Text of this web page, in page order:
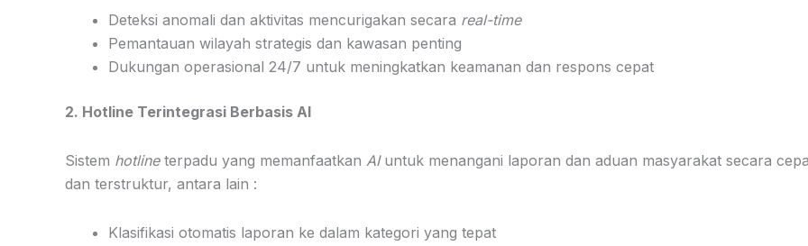
Deteksi anomali dan aktivitas mencurigakan secara real-time
Pemantauan wilayah strategis dan kawasan penting
Dukungan operasional 24/7 untuk meningkatkan keamanan dan respons cepat
2. Hotline Terintegrasi Berbasis AI
Sistem hotlineterpadu yang memanfaatkan AI untuk menangani laporan dan aduan masyarakat secara
dan terstruktur, antara lain :
Klasifikasi otomatis laporan ke dalam kategori yang tepat